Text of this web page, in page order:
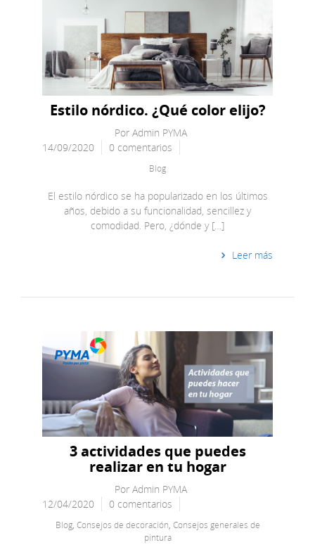
Estilo nórdico. ¿Qué color elijo?
Por Admin PYMA
14/09/2020
0 comentarios
Blog
El estilo nórdico se ha popularizado en los últimos
años, debido a su funcionalidad, sencillez y
comodidad. Pero, ¿dónde y […]
Leer más
3 actividades que puedes
realizar en tu hogar
Por Admin PYMA
12/04/2020
0 comentarios
Blog, Consejos de decoración Consejos generales de
pintura